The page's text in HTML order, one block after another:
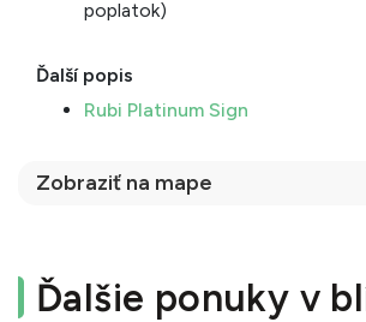
poplatok)
Ďalší popis
Rubi Platinum Sign
Zobraziť na mape
Ďalšie ponuky v